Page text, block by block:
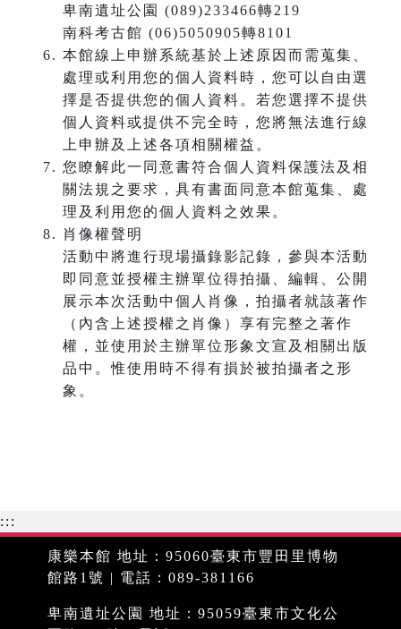
卑南遺址公園 (089)233466轉219
南科考古館 (06)5050905轉8101
本館線上申辦系統基於上述原因而需蒐集、
處理或利用您的個人資料時，您可以自由選
擇是否提供您的個人資料。若您選擇不提供
個人資料或提供不完全時，您將無法進行線
上申辦及上述各項相關權益。
您瞭解此一同意書符合個人資料保護法及相
關法規之要求，具有書面同意本館蒐集、處
理及利用您的個人資料之效果。
肖像權聲明
活動中將進行現場攝錄影記錄，參與本活動
即同意並授權主辦單位得拍攝、編輯、公開
展示本次活動中個人肖像，拍攝者就該著作
（內含上述授權之肖像）享有完整之著作
權，並使用於主辦單位形象文宣及相關出版
品中。惟使用時不得有損於被拍攝者之形
象。
:::
康樂本館 地址：95060臺東市豐田里博物
館路1號 | 電話：089-381166
卑南遺址公園 地址：95059臺東市文化公